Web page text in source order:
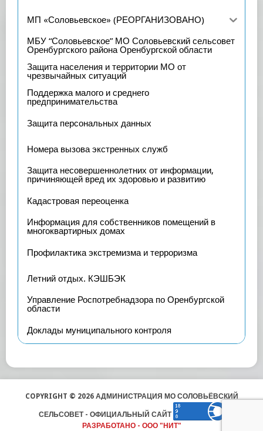
МП «Соловьевское» (РЕОРГАНИЗОВАНО)
МБУ “Соловьевское” МО Соловьевский сельсовет
Оренбургского района Оренбургской области
Защита населения и территории МО от
чрезвычайных ситуаций
Поддержка малого и среднего
предпринимательства
Защита персональных данных
Номера вызова экстренных служб
Защита несовершеннолетних от информации,
причиняющей вред их здоровью и развитию
Кадастровая переоценка
Информация для собственников помещений в
многоквартирных домах
Профилактика экстремизма и терроризма
Летний отдых. КЭШБЭК
Управление Роспотребнадзора по Оренбургской
области
Доклады муниципального контроля
COPYRIGHT © 2026 АДМИНИСТРАЦИЯ МО СОЛОВЬЁВСКИЙ
СЕЛЬСОВЕТ - ОФИЦИАЛЬНЫЙ САЙТ
РАЗРАБОТАНО - ООО "НИТ"